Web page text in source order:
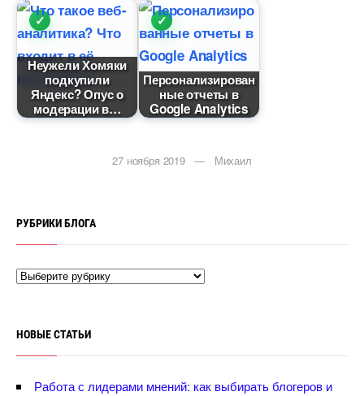
Неужели Хомяки
подкупили
Яндекс? Опус о
модерации
Персонализирован
ные отчеты
Google Analytics
27 ноября 2019 — Михаил
РУБРИКИ БЛОГА
НОВЫЕ СТАТЬИ
Работа с лидерами мнений: как выбирать блогеров и